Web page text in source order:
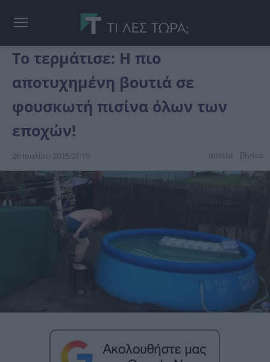
Το τερμάτισε: H πιο
αποτυχημένη βουτιά σε
φουσκωτή πισίνα όλων των
εποχών!
26 Ιουλίου 2015 01:19 αστεία βίντεο